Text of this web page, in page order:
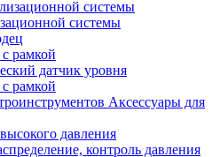
системы
рамкой
датчик уровня
рамкой
Аксессуары для
давления